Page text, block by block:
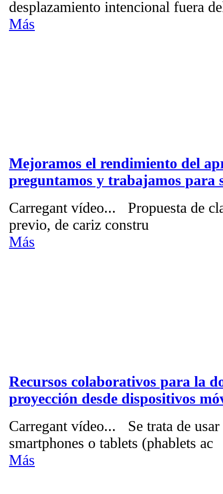
desplazamiento intencional fuera
Más
Mejoramos el rendimiento del
preguntamos y trabajamos para
Carregant vídeo... Propuesta de
previo, de cariz constru
Más
Recursos colaborativos para la
proyección desde dispositivos
Carregant vídeo... Se trata de usar
smartphones o tablets (phablets ac
Más